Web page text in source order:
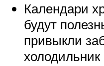
Календари
будут
привыкли